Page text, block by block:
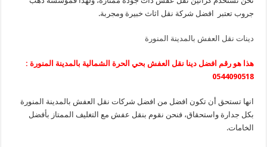
جروب تعتبر افضل شركة نقل اثاث خبيرة ومجربة.
دينات نقل العفش بالمدينة المنورة
هذا هو رقم افضل دينا نقل العفش بحي الحرة الشمالية بالمدينة المنورة :
0544090518
انها تستحق أن تكون افضل من افضل شركات نقل العفش بالمدينة المنورة
بكل جدارة واستحقاق، فنحن نقوم بنقل عفش مع التغليف الممتاز بأفضل
الخامات.